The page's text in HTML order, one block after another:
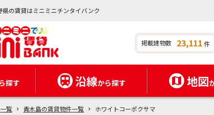
の賃貸はミニミニチンタイバンク
掲載建物数 23,111 件
探す 沿線から探す 地図
覧 青木島の賃貸物件一覧 ホワイトコーポクサマ